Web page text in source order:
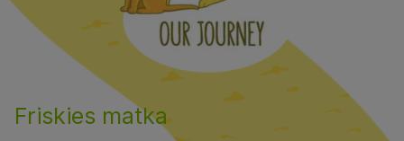
Friskies matka